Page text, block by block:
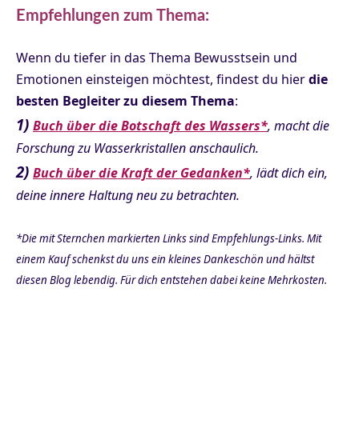
Empfehlungen zum Thema:
Wenn du tiefer in das Thema Bewusstsein und
Emotionen einsteigen möchtest, findest du hierdie
besten Begleiter zu diesem Thema:
1) Buch über die Botschaft des Wassers*, macht die
Forschung zu Wasserkristallen anschaulich.
2) Buch über die Kraft der Gedanken*, lädt dich ein,
deine innere Haltung neu zu betrachten.
*Die mit Sternchen markierten Links sind Empfehlungs-Links. Mit
einem Kauf schenkst du uns ein kleines Dankeschön und hältst
diesen Blog lebendig. Für dich entstehen dabei keine Mehrkosten.